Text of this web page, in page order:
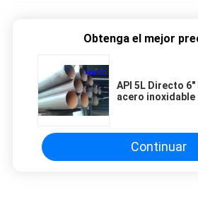
Obtenga el mejor
API 5L Directo 6"
acero
Continuar